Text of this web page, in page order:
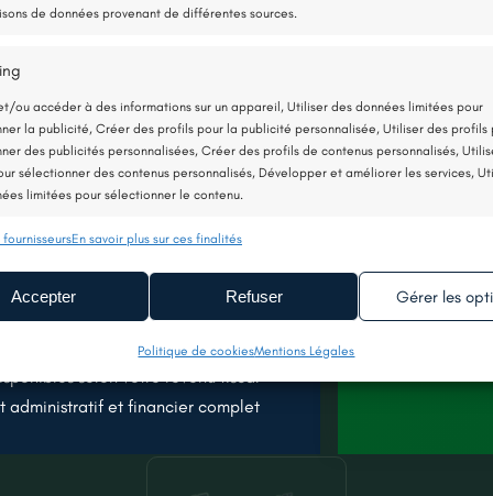
de données provenant de différentes sources.
ou accéder à des informations sur un appareil, Utiliser des données limitées pour
la publicité, Créer des profils pour la publicité personnalisée, Utiliser des profils
des publicités personnalisées, Créer des profils de contenus personnalisés,
sélectionner des contenus personnalisés, Développer et améliorer les services,
limitées pour sélectionner le contenu.
correspondance et combiner des données à partir d’autres sources de
Relier différents appareils, Identifier les appareils en fonction des
la sécurité, prévenir et détecter la fraude et réparer les
Fournir et présenter des publicités et du contenu, Enregistrer
fournisseursEn savoir plus sur ces finalités
Accepter Refuser Gérer les
Politique de cookiesMentions Légales
très peu d’électricité : elle consomme
kWh de chaleur.
et économique
calories naturellement présentes dans l’air, et
est utilisée.
et sans engagement
locale et RGE
selon votre revenu fiscal
administratif et financier complet
Capte les
extérieur
Chauffe
moins
chauffage